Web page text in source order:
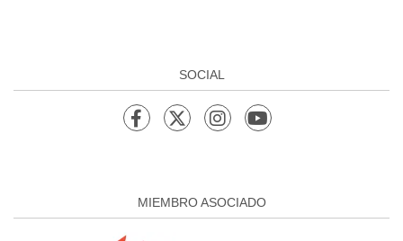
SOCIAL
MIEMBRO ASOCIADO